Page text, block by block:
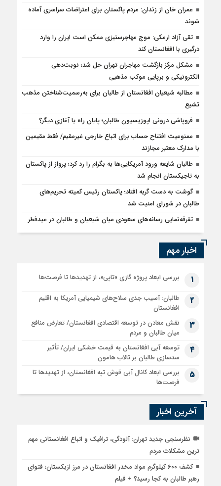
عمران خان از زندان: مردم پاکستان برای اعتراضات سراسری آماده
شوند
تقی آزاد ارمکی: موج مهاجرستیزی ممکن است ایران را وارد
درگیری با افغانستان کند
مشکل مرکز بازگشت مهاجران تهران حل شد؛ نوبت‌دهی
الکترونیکی و برپایی موکب مذهبی
مطالبه شیعیان افغانستان از طالبان برای به‌رسمیت‌شناختن مذهب
تشیع
فروپاشی درونی اپوزیسیون طالبان؛ پایان راه یا آغازی دیگر؟
ممنوعیت افتتاح حساب برای اتباع خارجی غیرمقیم/ فقط مقیمین
با مدارک معتبر مجازند
طالبان شایعه ورود آمریکایی‌ها به بگرام را رد کرد؛ پرواز از پاکستان
به تاجیکستان انجام شد
گوشت به دست گربه افتاد؛ پاکستان رئیس کمیته تحریم‌های
طالبان در شورای امنیت شد
تفرقه‌نمایی رسانه‌های سعودی میان شیعیان و طالبان در عیدفطر
اخبار مهم
1 بررسی ابعاد پروژه گازی «تاپی»، از تهدیدها تا فرصت‌ها
2
طالبان: آسیب جدی سلاح‌های شیمیایی آمریکا به اقلیم
افغانستان
3
نقش معادن در توسعه اقتصادی افغانستان/ تعارض منافع
میان طالبان و مردم
4
توسعه آبی افغانستان به قیمت خشکی ایران/ تأثیر
سدسازی طالبان بر تالاب هامون
5
بررسی ابعاد کانال آبی قوش تپه افغانستان، از تهدیدها تا
فرصت‌ها
آخرین اخبار
نظرسنجی جدید تهران: آلودگی، ترافیک و اتباع افغانستانی مهم
ترین مشکلات مردم
کشف ۶۰۰ کیلوگرم مواد مخدر افغانستان در مرز ازبکستان؛ فتوای
رهبر طالبان به کجا رسید؟ + فیلم